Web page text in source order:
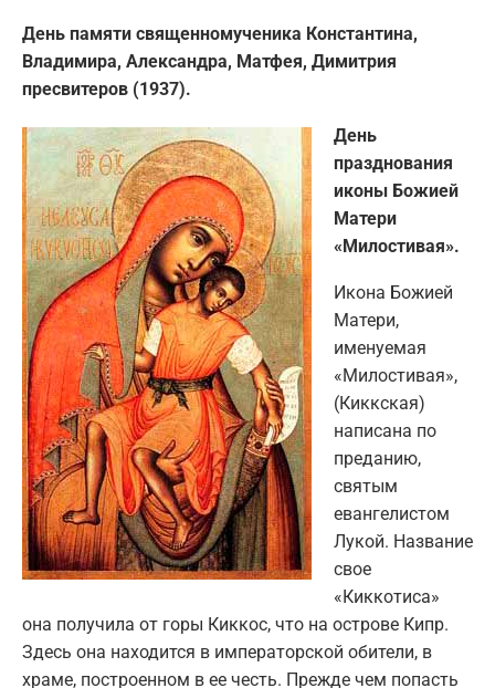
День памяти священномученика Константина,
Владимира, Александра, Матфея, Димитрия
пресвитеров (1937).
День
празднования
иконы Божией
Матери
«Милостивая».
Икона Божией
Матери,
именуемая
«Милостивая»,
(Киккская)
написана по
преданию,
святым
евангелистом
Лукой. Название
свое
«Киккотиса»
она получила от горы Киккос, что на острове Кипр.
Здесь она находится в императорской обители, в
храме, построенном в ее честь. Прежде чем попасть